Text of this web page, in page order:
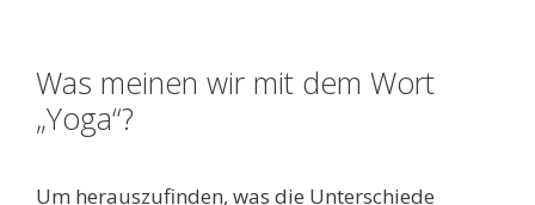
Was meinen wir mit dem Wort
„Yoga“?
Um herauszufinden, was die Unterschiede